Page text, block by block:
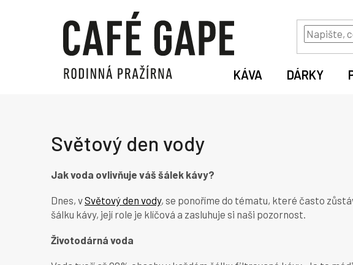
KÁVA DÁRKY
Světový den vody
Jak voda ovlivňuje váš šálek kávy?
Dnes, vSvětový den vody, se ponoříme do tématu, které často
šálku kávy, její role je klíčová a zasluhuje si naši pozornost.
Životodárná voda